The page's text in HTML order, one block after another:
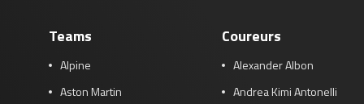
Teams
Alpine
Aston Martin
Coureurs
Alexander Albon
Andrea Kimi Antonelli